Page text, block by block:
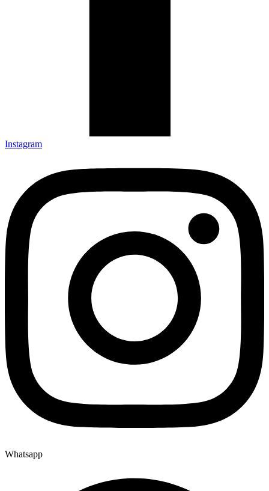
Instagram
Whatsapp